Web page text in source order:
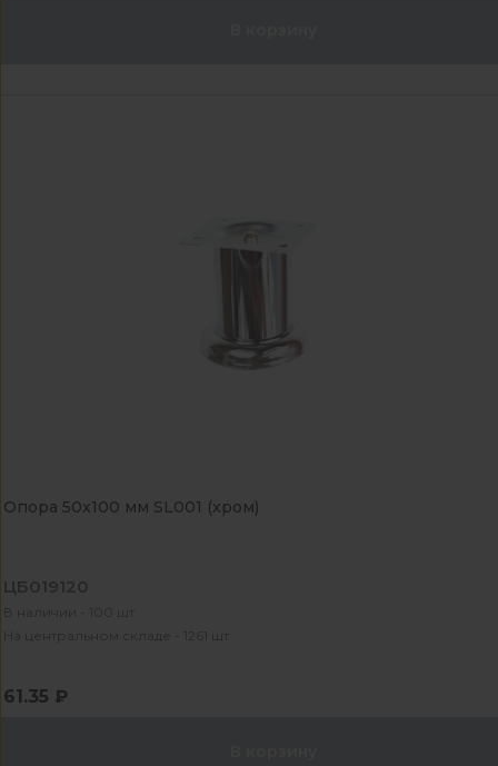
Опора 50х100 мм SL001 (хром)
ЦБ019120
В наличии - 100 шт
На центральном складе - 1261 шт
61.35 ₽